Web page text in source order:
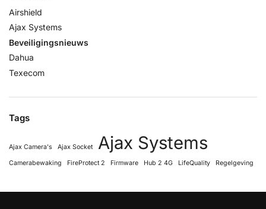
Airshield
Ajax Systems
Beveiligingsnieuws
Dahua
Texecom
Tags
Ajax Camera's Ajax Socket Ajax Systems
Camerabewaking FireProtect 2 Firmware Hub 2 4G LifeQuality Regelgeving